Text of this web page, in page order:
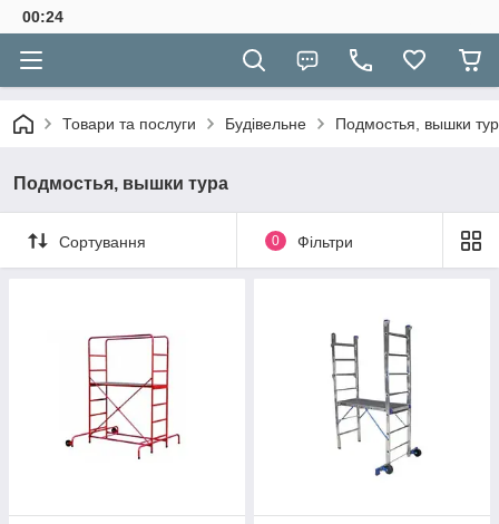
00:24
Товари та послуги Будівельне Подмостья, вышки
Подмостья, вышки тура
Сортування 0 Фільтри